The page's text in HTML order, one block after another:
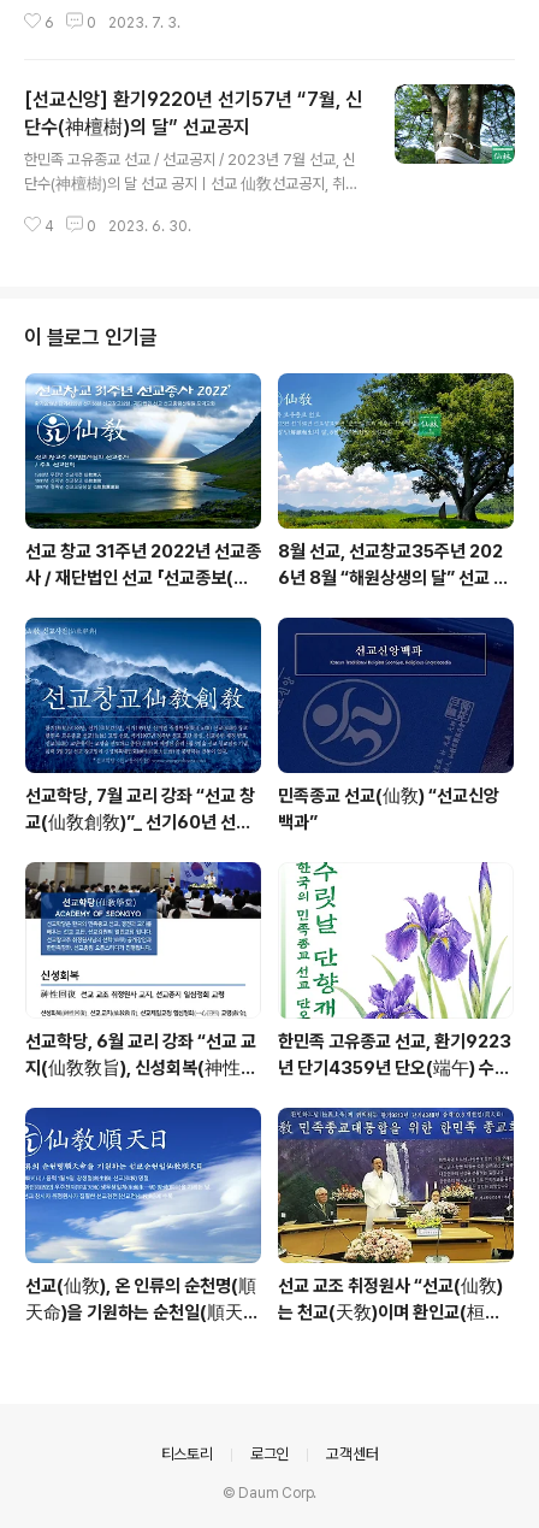
행교지(仙敎修行敎旨)에 근거하며, 선교 고유경전 [선교
서 1991년 선교(仙敎) 창교 이후, 선교환인집부회(仙敎
桓因慹父會)를 창단하시어 선제선도를 교화하신 바, 이
에 연원하여 1997년 선교 교단을 창설하시고 월별(月別)
교화의 주제(敎化主題)를 내리시니, “선교월간교화(仙敎
信行)”를 1997년 정축년에 2차 결집된 [仙敎典] 附,
「仙敎宗史便覽」에 실어 선교 교단에 보전합니다. 취정원
6 0 2023. 7. 3.
[선교신앙] 환기9220년 선기57년 “7월, 신
단수(神檀樹)의 달” 선교공지
한민족 고유종교 선교 / 선교공지 / 2023년 7월 선교, 신
단수(神檀樹)의 달 선교 공지ㅣ선교 仙敎선교공지, 취정
선교총림선림원, 시정원주, 선교 기도, 선교 창교주, 선교
6년 선기57년, 환인(桓因) 하느님의 향훈, 선교 포덕교화
선교 교조(仙敎敎祖) 취정원사(聚正元師) 개천입교(開
天立敎)36년 선교창교(仙敎創敎)33년선교(仙敎) 수
행대중과 선교인 모두, “내 마음속 하느님성전”에서 “신성
회복”을 이룹니다.仙敎敎團正回二紀六年癸卯年仙敎
創始者朴光義聚正元師..
4 0 2023. 6. 30.
이 블로그 인기글
선교 창교 31주년 2022년 선교종
사 / 재단법인 선교 「선교종보(仙
8월 선교, 선교창교35주년 202
6년 8월 “해원상생의 달” 선교 법
선교학당, 7월 교리 강좌 “선교 창
교(仙敎創敎)”_ 선기60년 선교
민족종교 선교(仙敎) “선교신앙
백과”
선교학당, 6월 교리 강좌 “선교 교
지(仙敎敎旨), 신성회복(神性回
열린학당
한민족 고유종교 선교, 환기9223
년 단기4359년 단오(端午) 수릿
사님 신성교화법문
선교(仙敎), 온 인류의 순천명(順
天命)을 기원하는 순천일(順天
선교 교조 취정원사 “선교(仙敎)
는 천교(天敎)이며 환인교(桓因
티스토리 로그인 고객센터
© Daum Corp.